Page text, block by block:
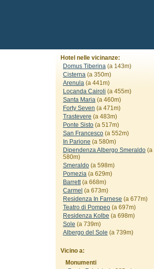
Hotel nelle vicinanze:
Domus Tiberina(a 143m)
Cisterna(a 350m)
Arenula(a 441m)
Locanda Cairoli (a 455m)
Santa Maria(a 460m)
Forty Seven (a 471m)
Trastevere (a 483m)
Ponte Sisto(a 517m)
San Francesco(a 552m)
In Parione (a 580m)
Dipendenza Albergo Smeraldo(a
580m)
Smeraldo(a 598m)
Pomezia(a 629m)
Barrett(a 668m)
Carmel (a 673m)
Residenza In Farnese (a 677m)
Teatro di Pompeo(a 697m)
Residenza Kolbe (a 698m)
Sole (a 739m)
Albergo del Sole (a 739m)
Vicino a:
Monumenti